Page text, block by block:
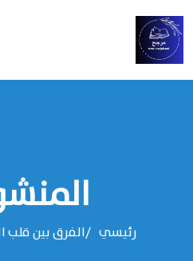
رئيسي الفرق بين قلب